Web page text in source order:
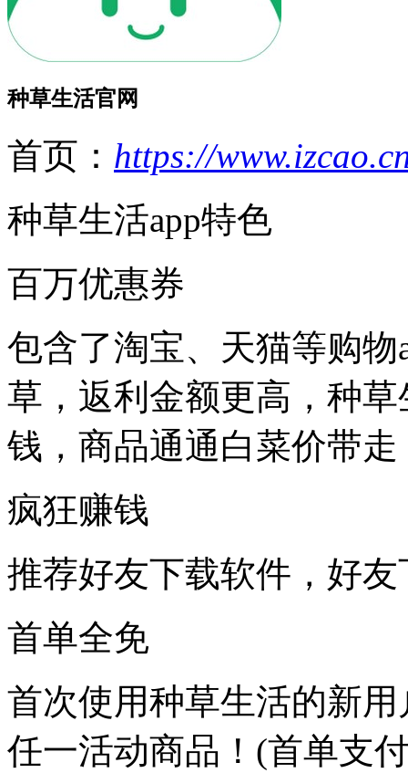
种草生活官网
首页： https://
种草生活app特色
百万优惠券
包含了淘宝、天猫等购
草， 返利金额更高，种
钱， 商品通通白菜价带走
疯狂赚钱
推荐好友下载软件， 好友
首单全免
首次使用种草生活的新
任一活动商品！ (首单支